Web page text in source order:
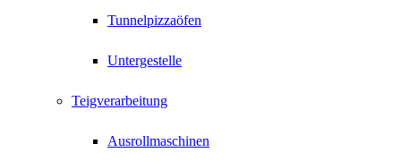
Tunnelpizzaöfen
Untergestelle
Teigverarbeitung
Ausrollmaschinen